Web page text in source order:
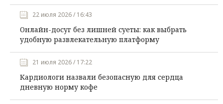
22 июля 2026 / 16:43
Онлайн-досуг без лишней суеты: как выбрать
удобную развлекательную платформу
21 июля 2026 / 17:22
Кардиологи назвали безопасную для сердца
дневную норму кофе